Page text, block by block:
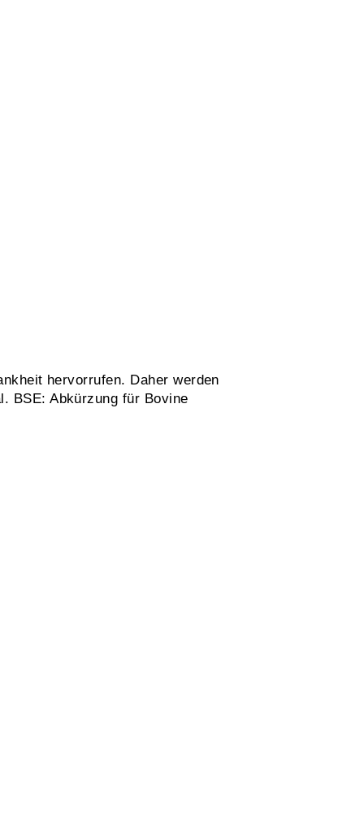
hervorrufen. Daher werden
BSE: Abkürzung für Bovine